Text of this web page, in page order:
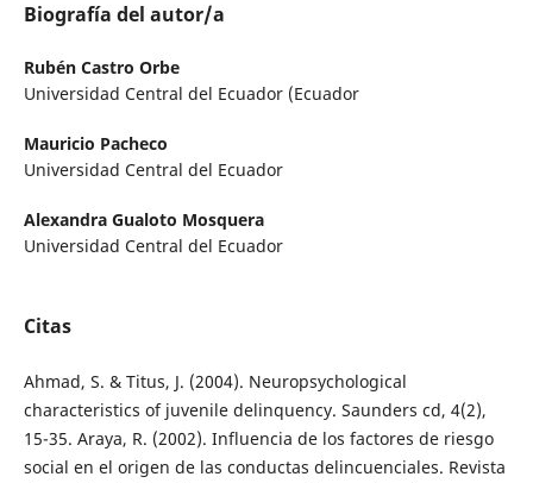
Biografía del autor/a
Rubén Castro Orbe
Universidad Central del Ecuador (Ecuador
Mauricio Pacheco
Universidad Central del Ecuador
Alexandra Gualoto Mosquera
Universidad Central del Ecuador
Citas
Ahmad, S. & Titus, J. (2004). Neuropsychological
characteristics of juvenile delinquency. Saunders cd, 4(2),
15-35. Araya, R. (2002). Influencia de los factores de riesgo
social en el origen de las conductas delincuenciales. Revista